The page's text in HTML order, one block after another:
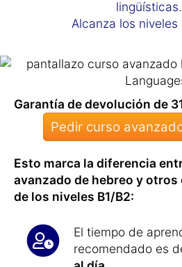
lingüísticas.
Alcanza los niveles
Garantía de devolución de
Pedir curso
Esto marca la diferencia
avanzado de hebreo y otros